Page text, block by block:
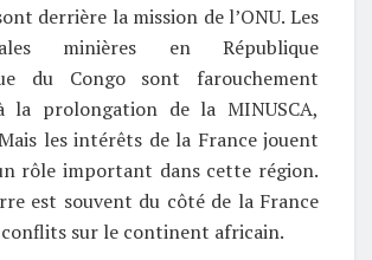
derrière la mission de l’ONU. Les
minières en République
du Congo sont farouchement
la prolongation de la MINUSCA,
les intérêts de la France jouent
rôle important dans cette région.
est souvent du côté de la France
conflits sur le continent africain.